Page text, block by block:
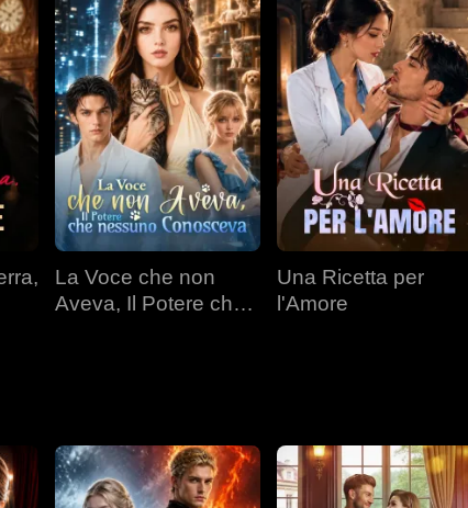
La Voce che non
Aveva, Il Potere che
Una Ricetta per
l'Amore